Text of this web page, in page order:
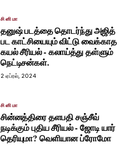
சினிமா
தனுஷ் படத்தை தொடர்ந்து அஜித்
பட காட்சியையும் விட்டு வைக்காத
கயல் சீரியல் - கலாய்த்து தள்ளும்
நெட்டிசன்கள்.
2 ஏப்ரல், 2024
சினிமா
சின்னத்திரை தளபதி சஞ்சீவ்
நடிக்கும் புதிய சீரியல் - ஜோடி யார்
தெரியுமா? வெளியான ப்ரோமோ